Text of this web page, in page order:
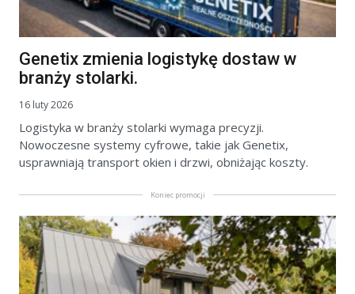
Genetix zmienia logistykę dostaw w
branży stolarki.
16 luty 2026
Logistyka w branży stolarki wymaga precyzji.
Nowoczesne systemy cyfrowe, takie jak Genetix,
usprawniają transport okien i drzwi, obniżając koszty.
Koniec promocji